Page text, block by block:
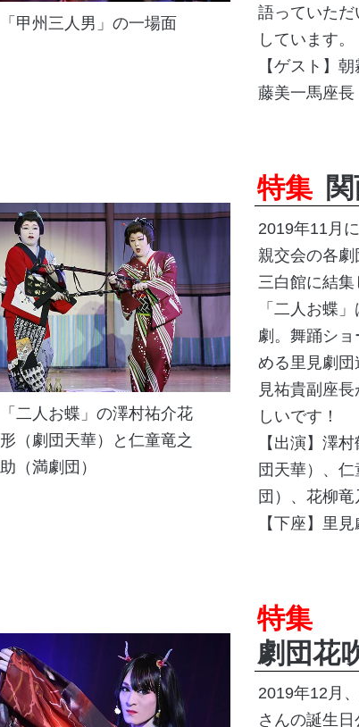
「甲州三人男」の一場面
語っていた
しています。
【ゲスト】
藤美一馬座長
「二人お蝶」の澤村祐介花
形（劇団天華）と仁童竜之
助（満劇団）
特集
2019年11月
親交会の各
三白館に結
「二人お蝶
劇。舞踊シ
める里見劇
見祐貴副座
しいです！
【出演】澤
団天華）、
団）、花柳竜
【下座】里
特集
劇団花
2019年12月
さんの誕生